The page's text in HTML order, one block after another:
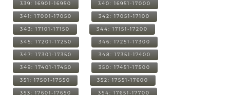
339: 16901-16950 340: 16951-17000
341: 17001-17050 342: 17051-17100
343: 17101-17150 344: 17151-17200
345: 17201-17250 346: 17251-17300
347: 17301-17350 348: 17351-17400
349: 17401-17450 350: 17451-17500
351: 17501-17550 352: 17551-17600
353: 17601-17650 354: 17651-17700